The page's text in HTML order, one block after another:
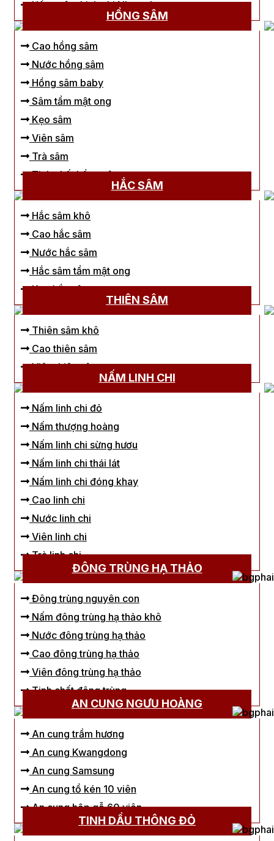
Hồng sâm Linh chi Nhung hươu
HỒNG SÂM
Cao hồng sâm
Nước hồng sâm
Hồng sâm baby
Sâm tẩm mật ong
Kẹo sâm
Viên sâm
Trà sâm
Tinh chất hồng sâm
HẮC SÂM
Hắc sâm khô
Cao hắc sâm
Nước hắc sâm
Hắc sâm tẩm mật ong
Kẹo hắc sâm
THIÊN SÂM
Thiên sâm khô
Cao thiên sâm
Viên thiên sâm
NẤM LINH CHI
Nấm linh chi đỏ
Nấm thượng hoàng
Nấm linh chi sừng hươu
Nấm linh chi thái lát
Nấm linh chi đóng khay
Cao linh chi
Nước linh chi
Viên linh chi
Trà linh chi
ĐÔNG TRÙNG HẠ THẢO
Đông trùng nguyên con
Nấm đông trùng hạ thảo khô
Nước đông trùng hạ thảo
Cao đông trùng hạ thảo
Viên đông trùng hạ thảo
Tinh chất đông trùng
AN CUNG NGƯU HOÀNG
An cung trầm hương
An cung Kwangdong
An cung Samsung
An cung tổ kén 10 viên
An cung hộp gỗ 60 viên
TINH DẦU THÔNG ĐỎ